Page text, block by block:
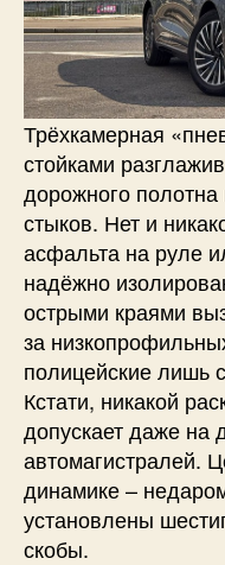
Трёхкамерная
стойками
дорожного полотна
стыков. Нет и
асфальта на руле
надёжно
острыми краями
за
полицейские лишь
Кстати, никакой
допускает даже на
автомагистралей.
динамике –
установлены
скобы.